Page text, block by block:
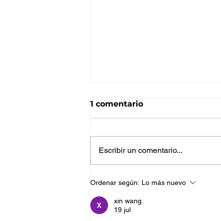
Del pedido a la entrega:
de solicitudes con una
operativa más visual y
1 comentario
Escribir un comentario...
Ordenar según: Lo más nuevo
xin wang
19 jul